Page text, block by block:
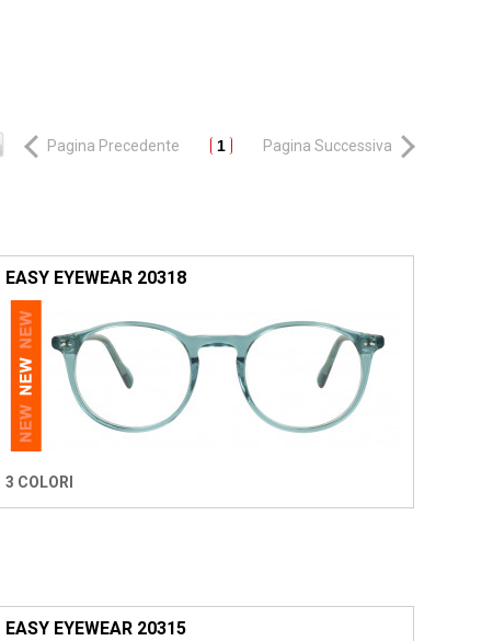
Pagina Precedente 1 Pagina Successiva
EASY EYEWEAR 20318
3 COLORI
EASY EYEWEAR 20315